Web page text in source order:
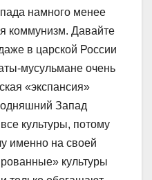
намного менее
коммунизм. Давайте
в царской России
мусульмане очень
«экспансия»
Запад
культуры, потому
именно на своей
культуры